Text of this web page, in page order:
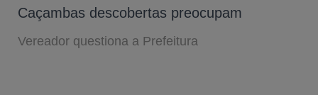
Caçambas descobertas preocupam
Vereador questiona a Prefeitura